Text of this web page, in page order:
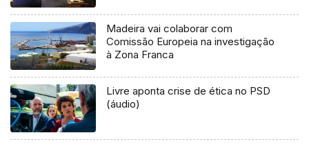
Madeira vai colaborar com
Comissão Europeia na investigação
à Zona Franca
Livre aponta crise de ética no PSD
(áudio)